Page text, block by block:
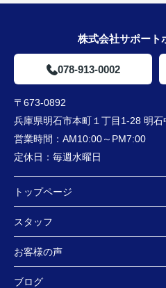
株式会社サポート
078-913-0002
〒673-0892
兵庫県明石市本町１丁目1-28 明石
営業時間： AM10:00～PM7:00
定休日： 毎週水曜日
トップページ
スタッフ
お客様の声
ブログ